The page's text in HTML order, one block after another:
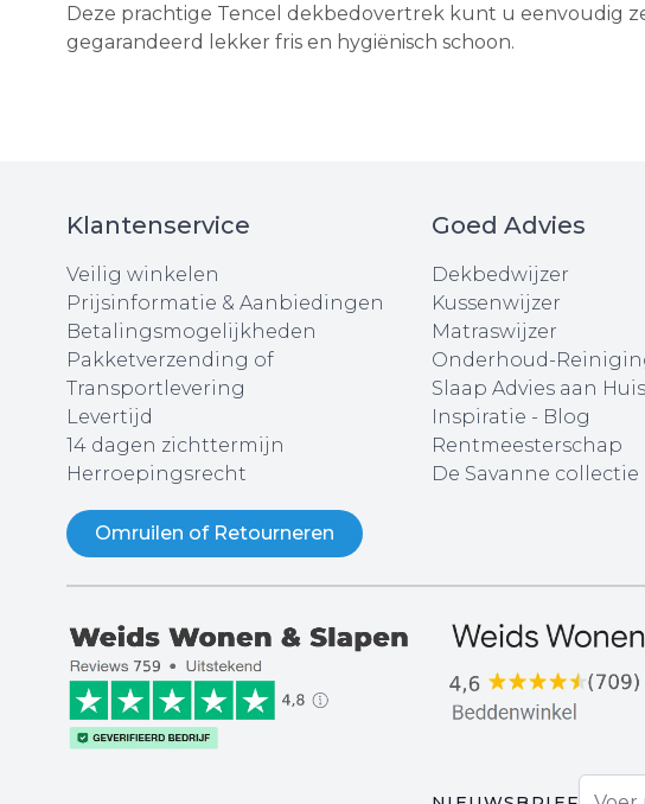
Deze prachtige Tencel dekbedovertrek kunt u eenvoudig
gegarandeerd lekker fris en hygiënisch schoon.
Klantenservice
Veilig winkelen
Prijsinformatie & Aanbiedingen
Betalingsmogelijkheden
Pakketverzending of
Transportlevering
Levertijd
14 dagen zichttermijn
Herroepingsrecht
Omruilen of Retourneren
Goed Advies
Dekbedwijzer
Kussenwijzer
Matraswijzer
Onderhoud-
Slaap Advies aan Huis
Inspiratie - Blog
Rentmeesterschap
De Savanne collectie
E-mail